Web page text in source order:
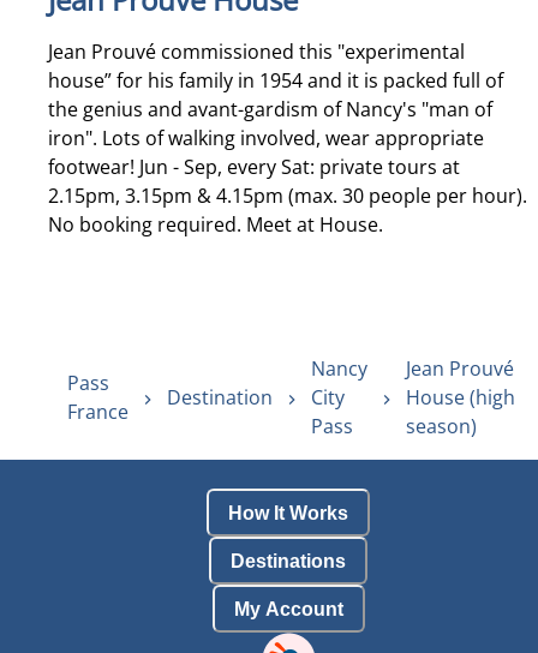
Jean Prouvé commissioned this "experimental
house” for his family in 1954 and it is packed full of
the genius and avant-gardism of Nancy's "man of
iron". Lots of walking involved, wear appropriate
footwear! Jun - Sep, every Sat: private tours at
2.15pm, 3.15pm & 4.15pm (max. 30 people per hour).
No booking required. Meet at House.
Pass
France
Destination
Nancy
City
Pass
Jean Prouvé
House (high
season)
How It Works
Destinations
My Account